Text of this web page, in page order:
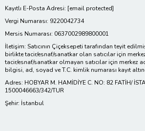
Kayıtlı E-Posta Adresi: [email protected]
Vergi Numarası: 9220042734
Mersis Numarası: 0637002989800001
İletişim: Satıcının Çiçeksepeti tarafından teyit
birlikte tacir/esnaf/sanatkar olan satıcılar için
tacir/esnaf/sanatkar olmayan satıcılar için merkez
bilgisi, ad, soyad ve T.C. kimlik numarası kayıt
Adres: HOBYAR M. HAMİDİYE C. NO: 82 FATİH/
1500046663/342/TUR
Şehir: İstanbul